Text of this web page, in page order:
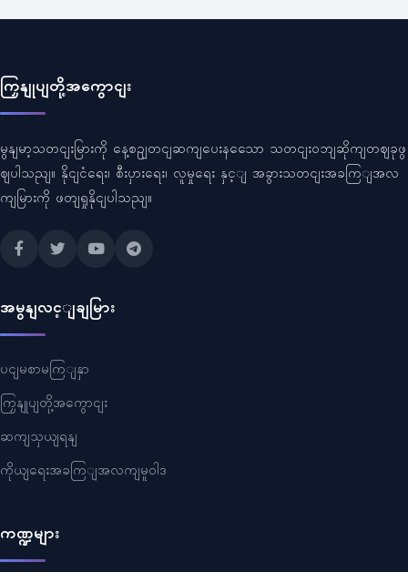
ကြှနျုပျတို့အကွောငျး
မွနျမာ့သတငျးမြားကို နေ့စဥျတငျဆကျပေးနသေော သတငျးဝဘျဆိုကျတဈခုဖွ
ဈပါသညျ။ နိုငျငံရေး၊ စီးပှားရေး၊ လူမှုရေး နှင့ျ အခွားသတငျးအခကြျအလ
ကျမြားကို ဖတျရှုနိုငျပါသညျ။
အမွနျလင့ျချမြား
ပငျမစာမကြျနှာ
ကြှနျုပျတို့အကွောငျး
ဆကျသှယျရနျ
ကိုယျရေးအခကြျအလကျမူဝါဒ
ကဏ္ဍများ